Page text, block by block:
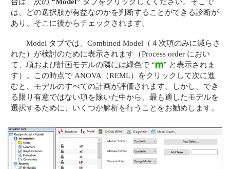
は、どの選択肢が有益なのかを判断することができる診断が
あり、そこに後からチェックされます。
Model タブでは、Combined Model（４次項のみに減らさ
れた）が検討のために表示されます（Process order におい
て、項および計画モデルの隣には緑色で “
” と表示されま
す）。この時点で ANOVA（REML）をクリックして次に進
むと、モデルのすべての計画が評価されます。しかし、でき
る限り有意ではない項を除いた中から、最も適したモデルを
選択するために、いくつか解析を行うことをお勧めします。